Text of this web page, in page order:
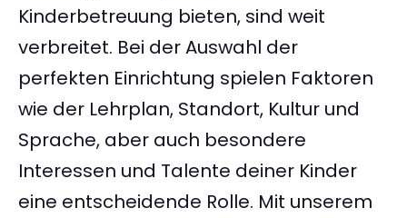
Kinderbetreuung bieten, sind weit
verbreitet. Bei der Auswahl der
perfekten Einrichtung spielen Faktoren
wie der Lehrplan, Standort, Kultur und
Sprache, aber auch besondere
Interessen und Talente deiner Kinder
eine entscheidende Rolle. Mit unserem